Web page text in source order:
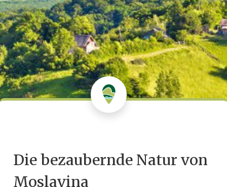
Die bezaubernde Natur von
Moslavina